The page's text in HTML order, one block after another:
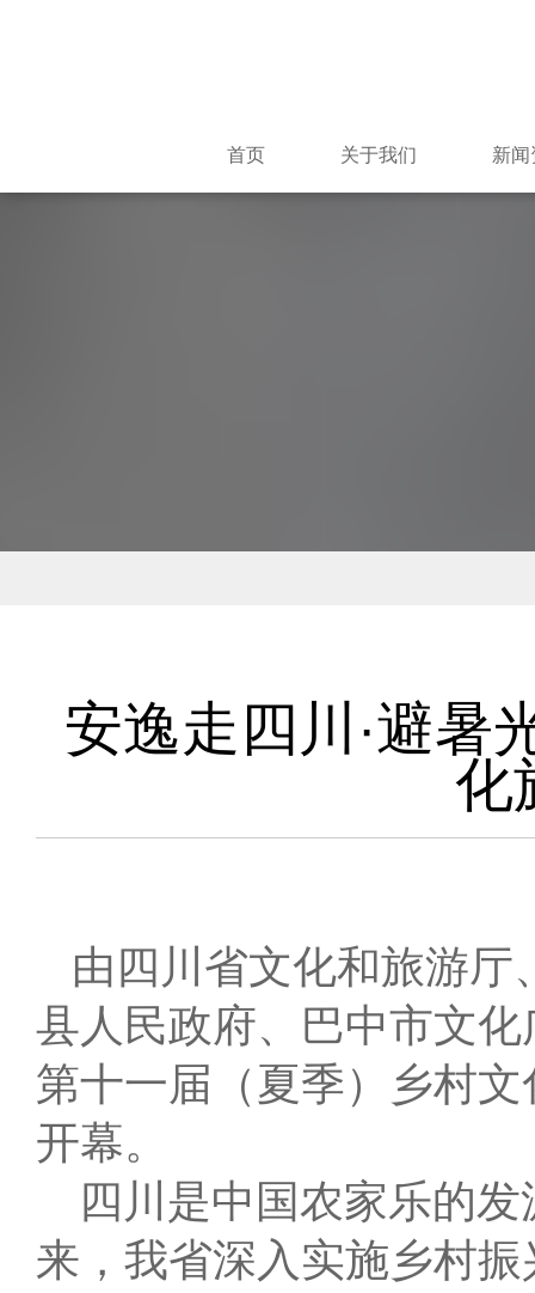
首页 关于我们 新闻
安逸走四川·避暑
化
由四川省文化和旅游
县人民政府、巴中市文
第十一届（夏季）乡村
开幕。
四川是中国农家乐的发
来，我省深入实施乡村